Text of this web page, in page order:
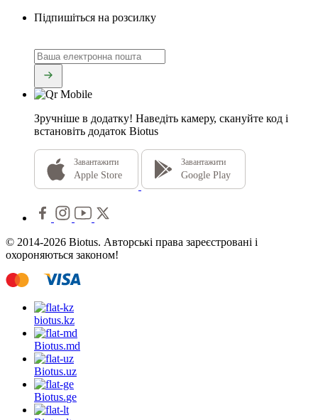
Підпишіться на розсилку
Зручніше в додатку! Наведіть камеру, скануйте код і
встановіть додаток Biotus
Завантажити
Apple Store
Завантажити
Google Play
© 2014-2026 Biotus. Авторські права зареєстровані і
охороняються законом!
biotus.kz
Biotus.md
Biotus.uz
Biotus.ge